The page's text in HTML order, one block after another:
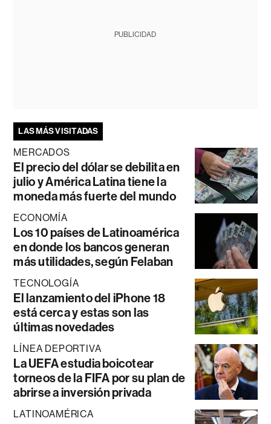
PUBLICIDAD
LAS MÁS VISITADAS
MERCADOS
El precio del dólar se debilita en
julio y América Latina tiene la
moneda más fuerte del mundo
ECONOMÍA
Los 10 países de Latinoamérica
en donde los bancos generan
más utilidades, según Felaban
TECNOLOGÍA
El lanzamiento del iPhone 18
está cerca y estas son las
últimas novedades
LÍNEA DEPORTIVA
La UEFA estudia boicotear
torneos de la FIFA por su plan de
abrirse a inversión privada
LATINOAMÉRICA